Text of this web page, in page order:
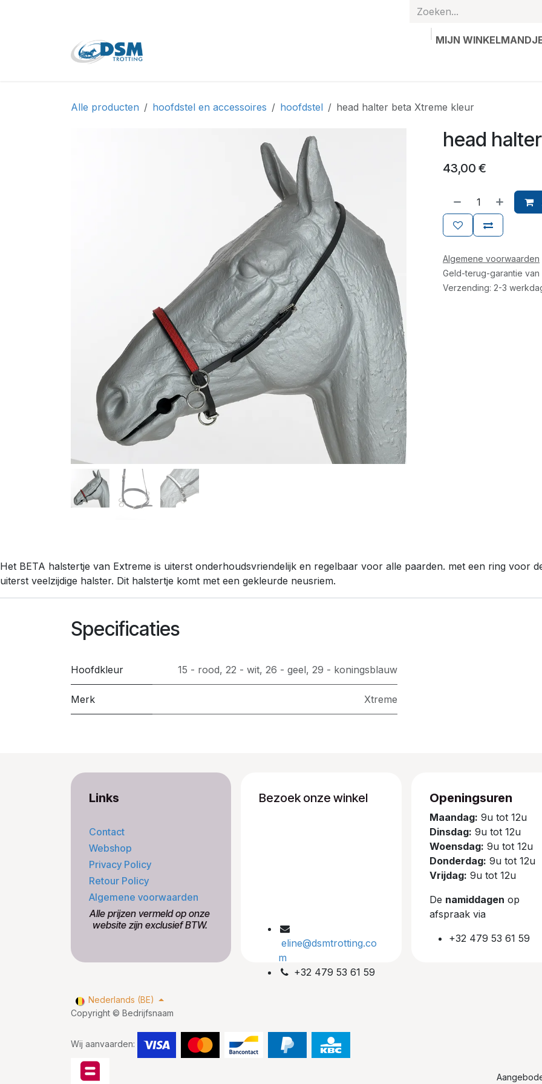
MIJN
Alle producten hoofdstel en accessoires hoofdstel head halter beta Xtreme kleur
head
43,00 €
Algemene voorwaarden
Geld-terug-garantie van
Verzending: 2-3
Het BETA halstertje van Extreme is uiterst onderhoudsvriendelijk en regelbaar voor alle paarden. met een ring voor
uiterst veelzijdige halster. Dit halstertje komt met een gekleurde neusriem.
Specificaties
Hoofdkleur 15 - rood, 22 - wit, 26 - geel, 29 - koningsblauw
Merk Xtreme
Links
Contact
Webshop
Privacy Policy
Retour Policy
Algemene voorwaarden
​Alle prijzen vermeld op onze
​website zijn exclusief BTW.
Bezoek onze winkel
eline@dsmtrotting.co
m
+32 479 53 61 59
Openingsuren
Maandag: 9u tot 12u
Dinsdag: 9u tot 12u
Woensdag: 9u tot 12u
Donderdag: 9u tot 12u
Vrijdag: 9u tot 12u
De namiddagen op
afspraak via
+32 479 53 61 59
Copyright © Bedrijfsnaam
Wij aanvaarden:
Nederlands (BE)